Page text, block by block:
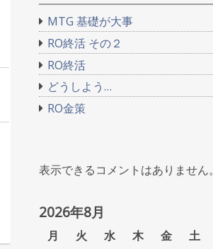
MTG 基礎が大事
RO終活 その２
RO終活
どうしよう…
RO金策
表示できるコメントはありません。
2026年8月
月 火 水 木 金 土